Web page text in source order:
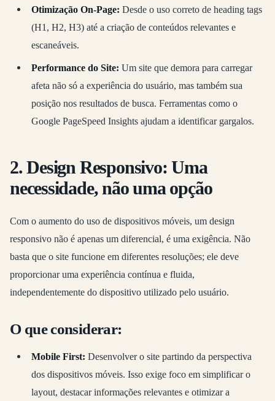
Otimização On-Page: Desde o uso correto de heading tags
(H1, H2, H3) até a criação de conteúdos relevantes e
escaneáveis.
Performance do Site: Um site que demora para carregar
afeta não só a experiência do usuário, mas também sua
posição nos resultados de busca. Ferramentas como o
Google PageSpeed Insights ajudam a identificar gargalos.
2. Design Responsivo: Uma
necessidade, não uma opção
Com o aumento do uso de dispositivos móveis, um design
responsivo não é apenas um diferencial, é uma exigência. Não
basta que o site funcione em diferentes resoluções; ele deve
proporcionar uma experiência contínua e fluida,
independentemente do dispositivo utilizado pelo usuário.
O que considerar:
Mobile First: Desenvolver o site partindo da perspectiva
dos dispositivos móveis. Isso exige foco em simplificar o
layout, destacar informações relevantes e otimizar a